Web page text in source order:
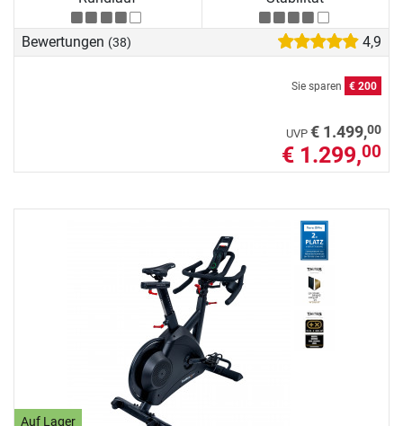
Bewertungen (38) 4,9
Sie sparen € 200
UVP € 1.499,00
€ 1.299,00
Auf Lager